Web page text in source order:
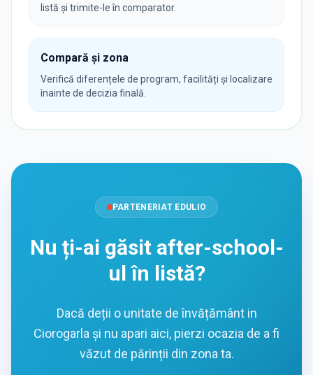
listă și trimite-le în comparator.
Compară și zona
Verifică diferențele de program, facilități și localizare
înainte de decizia finală.
PARTENERIAT EDULIO
Nu ți-ai găsit after-school-
ul în listă?
Dacă deții o unitate de învățământ in
Ciorogarla și nu apari aici, pierzi ocazia de a fi
văzut de părinții din zona ta.